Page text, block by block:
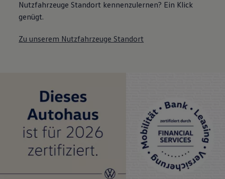
Nutzfahrzeuge Standort kennenzulernen? Ein Klick
genügt.
Zu unserem Nutzfahrzeuge Standort